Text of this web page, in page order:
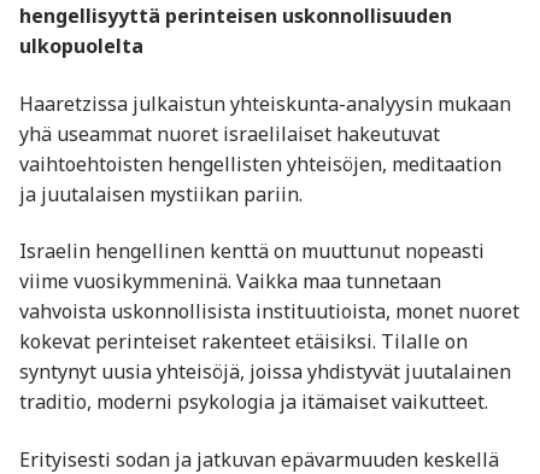
hengellisyyttä perinteisen uskonnollisuuden
ulkopuolelta
Haaretzissa julkaistun yhteiskunta-analyysin mukaan
yhä useammat nuoret israelilaiset hakeutuvat
vaihtoehtoisten hengellisten yhteisöjen, meditaation
ja juutalaisen mystiikan pariin.
Israelin hengellinen kenttä on muuttunut nopeasti
viime vuosikymmeninä. Vaikka maa tunnetaan
vahvoista uskonnollisista instituutioista, monet nuoret
kokevat perinteiset rakenteet etäisiksi. Tilalle on
syntynyt uusia yhteisöjä, joissa yhdistyvät juutalainen
traditio, moderni psykologia ja itämaiset vaikutteet.
Erityisesti sodan ja jatkuvan epävarmuuden keskellä